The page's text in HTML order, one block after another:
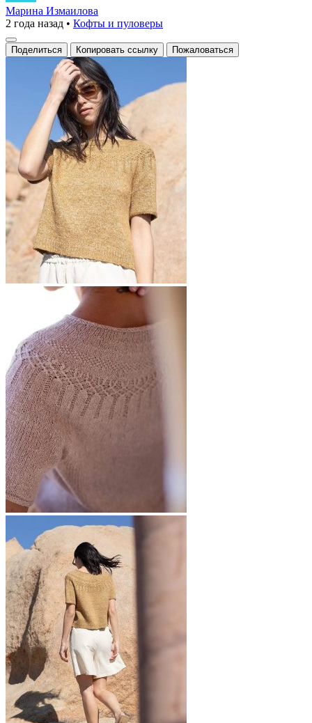
друзья
вязания
и
стиля!
Марина Измаилова
2 года назад • Кофты и пуловеры
Поделиться Копировать ссылку Пожаловаться